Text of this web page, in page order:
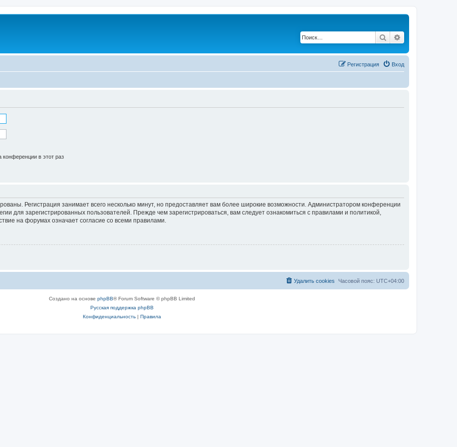
Поиск
Вход
Регистрация
в этот раз
Регистрация занимает всего несколько минут, но предоставляет вам более широкие возможности. Администратором конференции
для зарегистрированных пользователей. Прежде чем зарегистрироваться, вам следует ознакомиться с правилами и политикой,
на форумах означает согласие со всеми правилами.
Часовой пояс: UTC+04:00
Удалить cookies
Создано на основе phpBB® Forum Software © phpBB Limited
Русская поддержка phpBB
Конфиденциальность| Правила